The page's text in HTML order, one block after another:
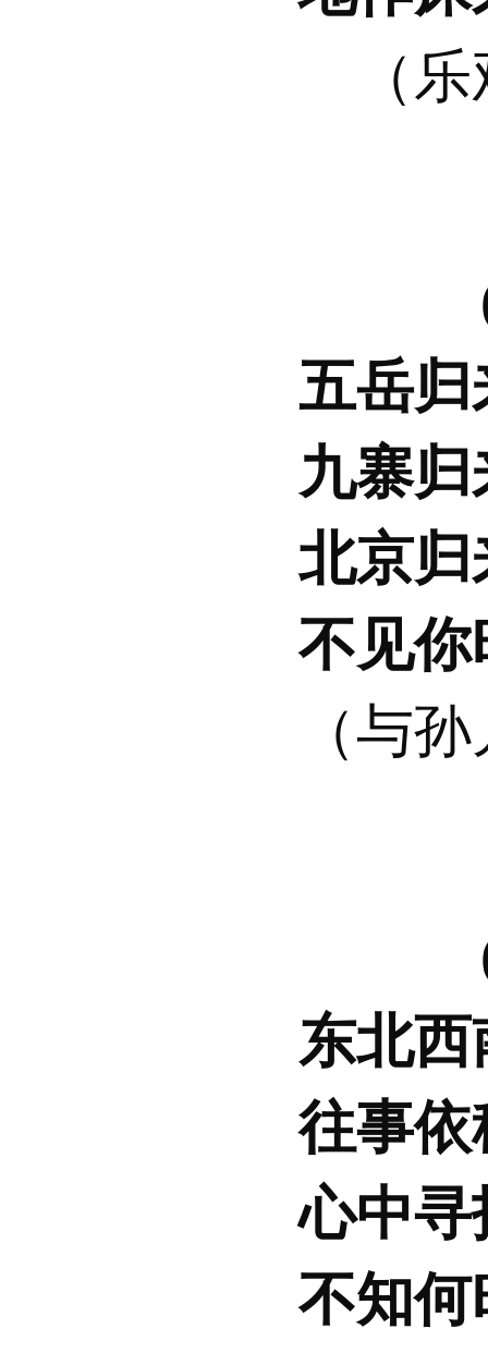
（
五岳归
九寨
北京归
不见你
（与
东北
往事依
心中寻
不知何